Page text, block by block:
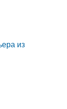
из